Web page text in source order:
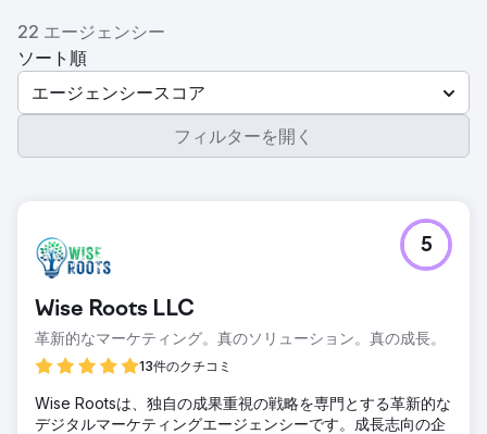
22 エージェンシー
ソート順
エージェンシースコア
フィルターを開く
Wise Roots LLC
革新的なマーケティング。真のソリューション。真の成長。
13件のクチコミ
5
Wise Rootsは、独自の成果重視の戦略を専門とする革新的な
デジタルマーケティングエージェンシーです。成長志向の企